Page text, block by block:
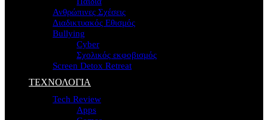
Ανθρώπινες Σχέσεις
Διαδικτυακός Εθισμός
Bullying
Cyber
Σχολικός εκφοβισμός
Screen Detox Retreat
ΤΕΧΝΟΛΟΓΙΑ
Tech Review
Apps